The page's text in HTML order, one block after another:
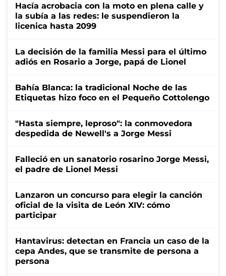
Hacía acrobacia con la moto en plena calle y
la subía a las redes: le suspendieron la
licenica hasta 2099
La decisión de la familia Messi para el último
adiós en Rosario a Jorge, papá de Lionel
Bahía Blanca: la tradicional Noche de las
Etiquetas hizo foco en el Pequeño Cottolengo
"Hasta siempre, leproso": la conmovedora
despedida de Newell's a Jorge Messi
Falleció en un sanatorio rosarino Jorge Messi,
el padre de Lionel Messi
Lanzaron un concurso para elegir la canción
oficial de la visita de León XIV: cómo
participar
Hantavirus: detectan en Francia un caso de la
cepa Andes, que se transmite de persona a
persona